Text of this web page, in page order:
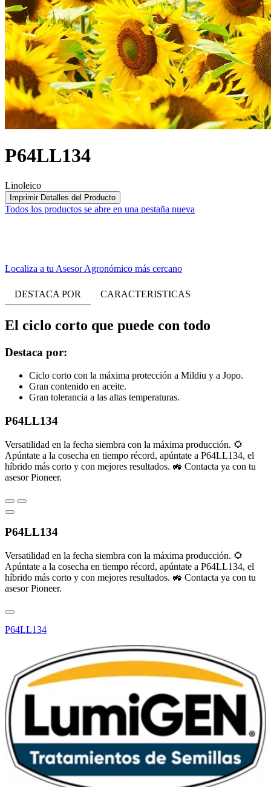
P64LL134
Linoleico
Imprimir Detalles del Producto
Todos los productos se abre en una pestaña nueva
Localiza a tu Asesor Agronómico más cercano
DESTACA POR CARACTERISTICAS
El ciclo corto que puede con todo
Destaca por:
Ciclo corto con la máxima protección a Mildiu y a Jopo.
Gran contenido en aceite.
Gran tolerancia a las altas temperaturas.
P64LL134
Versatilidad en la fecha siembra con la máxima producción. 🌻
Apúntate a la cosecha en tiempo récord, apúntate a P64LL134, el
híbrido más corto y con mejores resultados. 🚜 Contacta ya con tu
asesor Pioneer.
P64LL134
Versatilidad en la fecha siembra con la máxima producción. 🌻
Apúntate a la cosecha en tiempo récord, apúntate a P64LL134, el
híbrido más corto y con mejores resultados. 🚜 Contacta ya con tu
asesor Pioneer.
P64LL134